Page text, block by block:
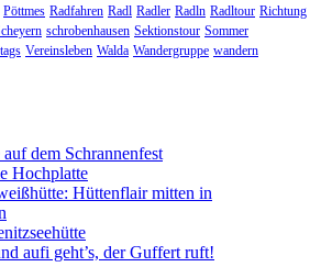
Pöttmes Radfahren Radl Radler Radln Radltour Richtung
schrobenhausen Sektionstour Sommer
Vereinsleben Walda Wandergruppe wandern
dem Schrannenfest
Hochplatte
Hüttenflair mitten in
aufi geht’s, der Guffert ruft!